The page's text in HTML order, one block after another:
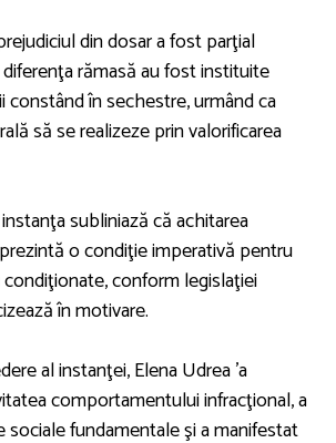
din dosar a fost parţial
rămasă au fost instituite
constând în sechestre, urmând ca
să se realizeze prin valorificarea
subliniază că achitarea
o condiţie imperativă pentru
conform legislaţiei
în motivare.
al instanţei, Elena Udrea 'a
comportamentului infracţional, a
sociale fundamentale şi a manifestat